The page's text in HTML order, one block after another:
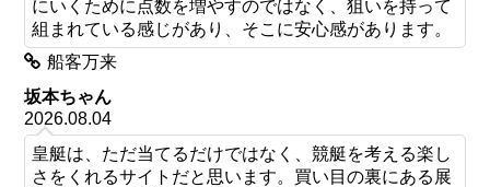
にいくために点数を増やすのではなく、狙いを持って
組まれている感じがあり、そこに安心感があります。
船客万来
坂本ちゃん
2026.08.04
皇艇は、ただ当てるだけではなく、競艇を考える楽し
さをくれるサイトだと思います。買い目の裏にある展